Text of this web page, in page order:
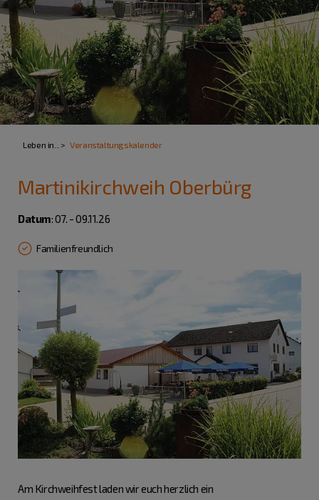
Leben in... Veranstaltungskalender
Martinikirchweih Oberbürg
Datum: 07. - 09.11.26
Familienfreundlich
Am Kirchweihfest laden wir euch herzlich ein